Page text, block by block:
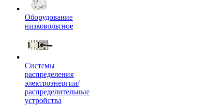
Оборудование
низковольтное
Системы
распределения
электроэнергии/
распределительные
устройства